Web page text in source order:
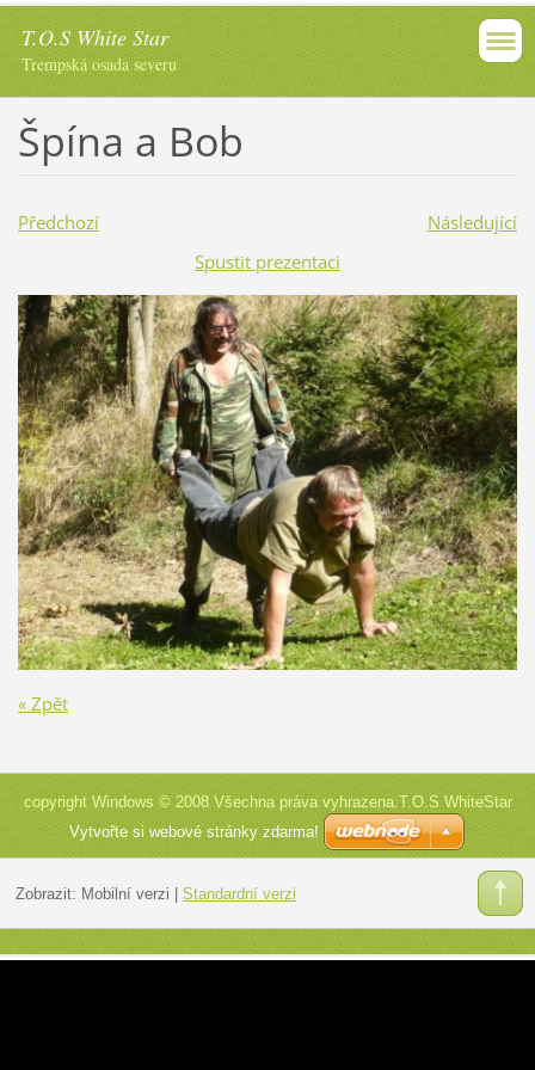
T.O.S White Star
Trempská osada severu
Špína a Bob
Předchozí
Následující
Spustit prezentaci
« Zpět
copyright Windows © 2008 Všechna práva vyhrazena.T.O.S WhiteStar
Vytvořte si webové stránky zdarma!
Zobrazit: Mobilní verzi Standardní verzi